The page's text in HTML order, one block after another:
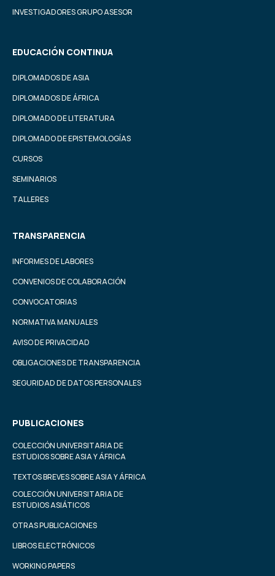
INVESTIGADORES GRUPO ASESOR
EDUCACIÓN CONTINUA
DIPLOMADOS DE ASIA
DIPLOMADOS DE ÁFRICA
DIPLOMADO DE LITERATURA
DIPLOMADO DE EPISTEMOLOGÍAS
CURSOS
SEMINARIOS
TALLERES
TRANSPARENCIA
INFORMES DE LABORES
CONVENIOS DE COLABORACIÓN
CONVOCATORIAS
NORMATIVA MANUALES
AVISO DE PRIVACIDAD
OBLIGACIONES DE TRANSPARENCIA
SEGURIDAD DE DATOS PERSONALES
PUBLICACIONES
COLECCIÓN UNIVERSITARIA DE
ESTUDIOS SOBRE ASIA Y ÁFRICA
TEXTOS BREVES SOBRE ASIA Y ÁFRICA
COLECCIÓN UNIVERSITARIA DE
ESTUDIOS ASIÁTICOS
OTRAS PUBLICACIONES
LIBROS ELECTRÓNICOS
WORKING PAPERS